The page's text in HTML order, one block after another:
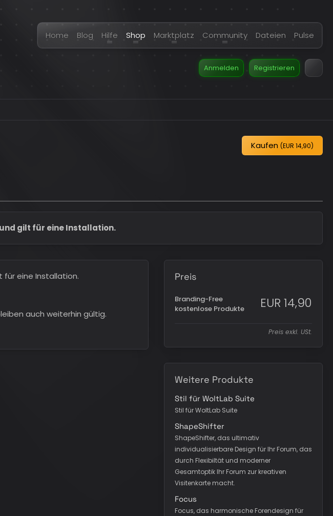
Home Blog Hilfe Shop Marktplatz Community Dateien Pulse
Anmelden Registrieren
Kaufen (EUR 14,90)
gilt für eine Installation.
für eine Installation.
auch weiterhin gültig.
Preis
Branding-Free
kostenlose Produkte
EUR 14,90
Preis exkl. USt.
Weitere Produkte
Stil für WoltLab Suite
Stil für WoltLab Suite
ShapeShifter
ShapeShifter, das ultimativ
individualisierbare Design für Ihr Forum, das
durch Flexibiltät und moderner
Gesamtoptik Ihr Forum zur kreativen
Visitenkarte macht.
Focus
Focus, das harmonische Forendesign für